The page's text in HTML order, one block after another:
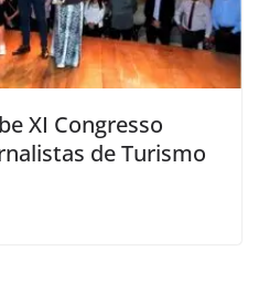
XI Congresso
de Turismo